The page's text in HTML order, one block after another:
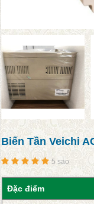
Biến Tần Veichi
5 sao
Đặc điểm